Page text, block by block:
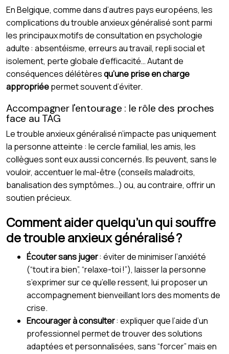
En Belgique, comme dans d’autres pays européens, les
complications du trouble anxieux généralisé sont parmi
les principaux motifs de consultation en psychologie
adulte : absentéisme, erreurs au travail, repli social et
isolement, perte globale d’efficacité… Autant de
conséquences délétèresqu’une prise en charge
appropriéepermet souvent d’éviter.
Accompagner l'entourage : le rôle des proches
face au TAG
Le trouble anxieux généralisé n’impacte pas uniquement
la personne atteinte : le cercle familial, les amis, les
collègues sont eux aussi concernés. Ils peuvent, sans le
vouloir, accentuer le mal-être (conseils maladroits,
banalisation des symptômes…) ou, au contraire, offrir un
soutien précieux.
Comment aider quelqu’un qui souffre
de trouble anxieux généralisé ?
Écouter sans juger: éviter de minimiser l’anxiété
(“tout ira bien”, “relaxe-toi !”), laisser la personne
s’exprimer sur ce qu’elle ressent, lui proposer un
accompagnement bienveillant lors des moments de
crise.
Encourager à consulter: expliquer que l’aide d’un
professionnel permet de trouver des solutions
adaptées et personnalisées, sans “forcer” mais en